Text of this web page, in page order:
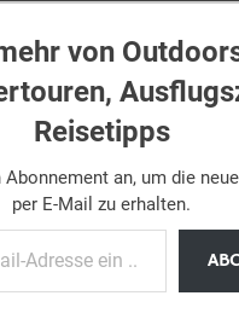
von
Reisetipps
an, um die
per E-Mail zu erhalten.